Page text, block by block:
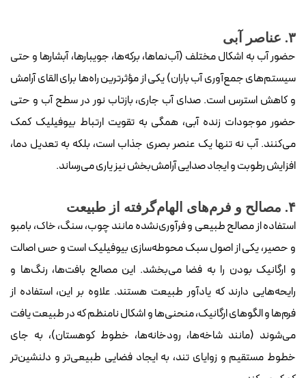
۳. عناصر آبی
حضور آب به اشکال مختلف (آب‌نماها، برکه‌ها، جویبارها، آبشارها و حتی
سیستم‌های جمع‌آوری آب باران) یکی از مؤثرترین راه‌ها برای القای آرامش
و کاهش استرس است. صدای آب جاری، بازتاب نور در سطح آب و حتی
حضور موجودات زنده آبی، همگی به تقویت ارتباط بیوفیلیک کمک
می‌کنند. آب نه تنها یک عنصر بصری جذاب است، بلکه به تعدیل دما،
افزایش رطوبت و ایجاد صدایی آرامش‌بخش نیز یاری می‌رساند.
۴. مصالح و فرم‌های الهام‌گرفته از طبیعت
استفاده از مصالح طبیعی و فرآوری‌نشده مانند چوب، سنگ، خاک، بامبو
و حصیر، یکی از اصول سبک محوطه‌سازی بیوفیلیک است و حس اصالت
و ارگانیک بودن را به فضا می‌بخشد. این مصالح بافت‌ها، رنگ‌ها و
رایحه‌هایی دارند که یادآور طبیعت هستند. علاوه بر این، استفاده از
فرم‌ها و الگوهای ارگانیک، منحنی‌ها و اشکال نامنظم که در طبیعت یافت
می‌شوند (مانند شاخه‌ها، رودخانه‌ها، خطوط کوهستان)، به جای
خطوط مستقیم و زوایای تند، به ایجاد فضایی طبیعی‌تر و دلنشین‌تر